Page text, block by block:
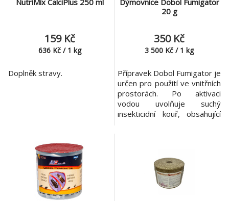
NutriMix CalciPlus 250 ml
159 Kč
636 Kč / 1 kg
Doplněk stravy.
Dýmovnice Dobol Fumigator
20 g
350 Kč
3 500 Kč / 1 kg
Přípravek Dobol Fumigator je
určen pro použití ve vnitřních
prostorách. Po aktivaci
vodou uvolňuje suchý
insekticidní kouř, obsahující
druhy lítajícího a lezoucího
hmyzu. Použití: Lezoucí hmyz
(šváby, blechy, moli, brouci,